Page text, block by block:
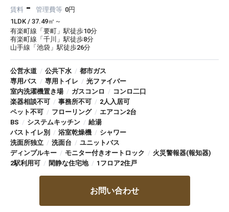
賃料 - 管理費等 0円
1LDK / 37.49㎡～
有楽町線「要町」駅徒歩10分
有楽町線「千川」駅徒歩8分
山手線「池袋」駅徒歩26分
公営水道 / 公共下水 / 都市ガス
専用バス / 専用トイレ / 光ファイバー
室内洗濯機置き場 / ガスコンロ / コンロ二口
楽器相談不可 / 事務所不可 / 2人入居可
ペット不可 / フローリング / エアコン2台
BS / システムキッチン / 給湯
バストイレ別
/ 浴室乾燥機 / シャワー
洗面所独立 / 洗面台 / ユニットバス
ディンプルキー / モニター付きオートロック / 火災警報器(報知器)
2駅利用可 / 閑静な住宅地 / 1フロア2住戸
お問い合わせ